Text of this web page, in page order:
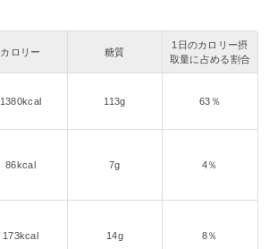
カロリー 糖質
1日のカロリー摂
取量に占める割合
1380kcal 113g 63％
86kcal 7g 4％
173kcal 14g 8％